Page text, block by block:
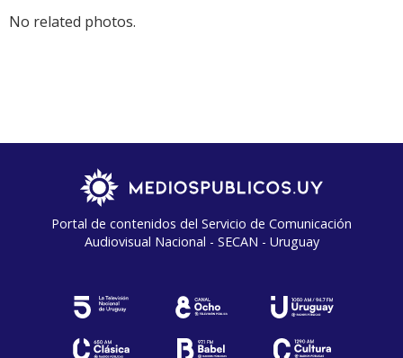
No related photos.
Portal de contenidos del Servicio de Comunicación
Audiovisual Nacional - SECAN - Uruguay